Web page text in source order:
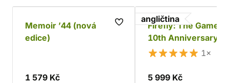
Memoir ’44 (nová
edice)
1 579 Kč
angličtina
Firefly: The Game -
10th Anniversary
Collector's Edition
1×
5 999 Kč